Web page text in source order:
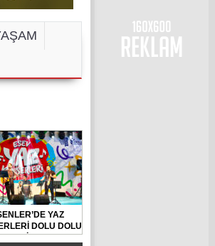
YAZ
DOLU DOLU
GEÇİYOR